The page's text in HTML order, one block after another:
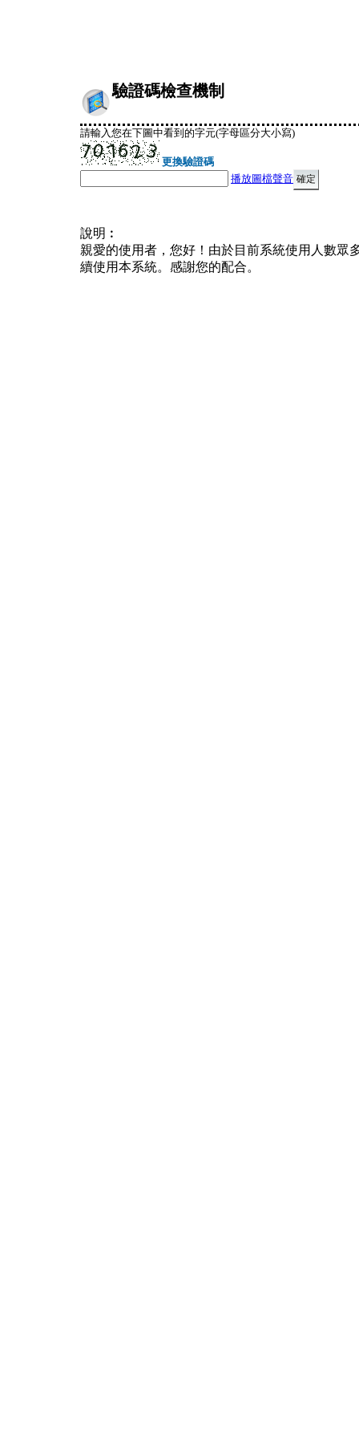
驗證碼檢查機制
請輸入您在下圖中看到的字元(字母區分大小寫)
更換驗證碼
播放圖檔聲音
說明︰
親愛的使用者，您好！由於目前系統使用人數眾
續使用本系統。感謝您的配合。